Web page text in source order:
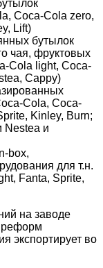
Coca-Cola zero,
Lift)
бутылок
чая, фруктовых
Cola light, Coca-
Cappy)
Cola, Coca-
Kinley, Burn;
Nestea и
box,
для т.н.
Fanta, Sprite,
на заводе
экспортирует во